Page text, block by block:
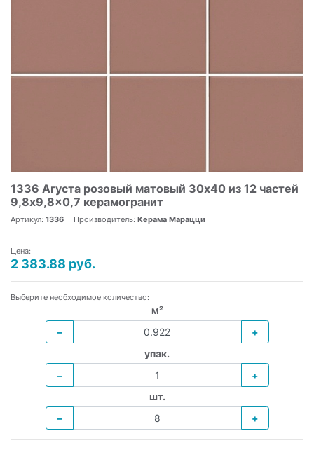
1336 Агуста розовый матовый 30x40 из 12 частей
9,8x9,8x0,7 керамогранит
Артикул: 1336 Производитель: Керама Марацци
Цена:
2 383.88 руб.
Выберите необходимое количество:
м²
−
+
упак.
−
+
шт.
−
+